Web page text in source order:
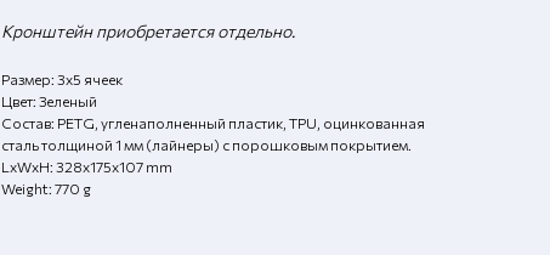
Кронштейн приобретается отдельно.
Размер: 3х5 ячеек
Цвет: Зеленый
Состав: PETG, угленаполненный пластик, TPU, оцинкованная
сталь толщиной 1 мм (лайнеры) с порошковым покрытием.
LxWxH: 328x175x107 mm
Weight: 770 g